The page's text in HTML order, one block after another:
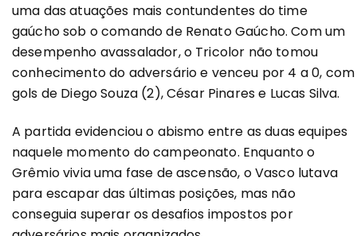
uma das atuações mais contundentes do time
gaúcho sob o comando de Renato Gaúcho. Com um
desempenho avassalador, o Tricolor não tomou
conhecimento do adversário e venceu por 4 a 0, com
gols de Diego Souza (2), César Pinares e Lucas Silva.
A partida evidenciou o abismo entre as duas equipes
naquele momento do campeonato. Enquanto o
Grêmio vivia uma fase de ascensão, o Vasco lutava
para escapar das últimas posições, mas não
conseguia superar os desafios impostos por